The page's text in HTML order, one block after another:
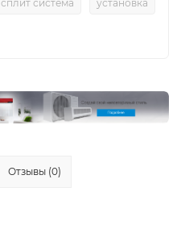
сплит система установка
Отзывы (0)